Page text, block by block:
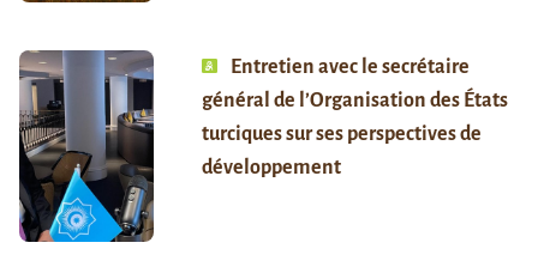
Entretien avec le secrétaire
général de l’Organisation des États
turciques sur ses perspectives de
développement